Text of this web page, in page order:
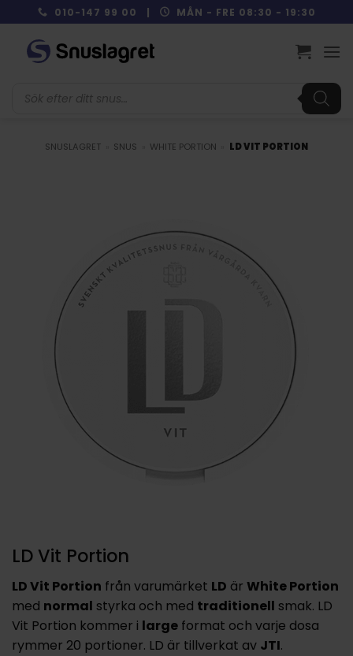
to
content
010-147 99 00 | MÅN - FRE 08:30 - 19:30
SNUSLAGRET SNUS WHITE PORTION LD VIT PORTION
LD Vit Portion
LD Vit Portion från varumärket LD är White Portion
med normal styrka och med traditionell smak. LD
Vit Portion kommer i large format och varje dosa
rymmer 20 portioner. LD är tillverkat av JTI.